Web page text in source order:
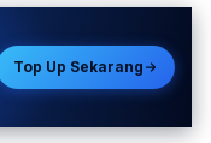
Top Up Sekarang